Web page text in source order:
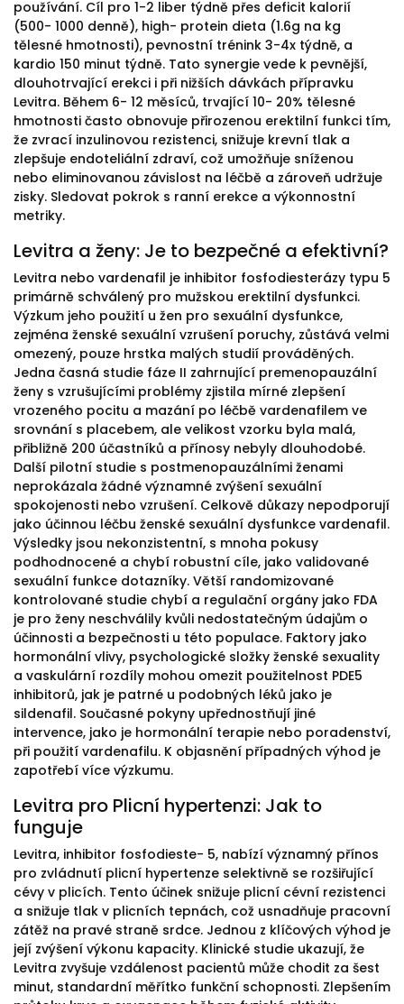
používání. Cíl pro 1-2 liber týdně přes deficit kalorií
(500- 1000 denně), high- protein dieta (1.6g na kg
tělesné hmotnosti), pevnostní trénink 3-4x týdně, a
kardio 150 minut týdně. Tato synergie vede k pevnější,
dlouhotrvající erekci i při nižších dávkách přípravku
Levitra. Během 6- 12 měsíců, trvající 10- 20% tělesné
hmotnosti často obnovuje přirozenou erektilní funkci tím,
že zvrací inzulinovou rezistenci, snižuje krevní tlak a
zlepšuje endoteliální zdraví, což umožňuje sníženou
nebo eliminovanou závislost na léčbě a zároveň udržuje
zisky. Sledovat pokrok s ranní erekce a výkonnostní
metriky.
Levitra a ženy: Je to bezpečné a efektivní?
Levitra nebo vardenafil je inhibitor fosfodiesterázy typu 5
primárně schválený pro mužskou erektilní dysfunkci.
Výzkum jeho použití u žen pro sexuální dysfunkce,
zejména ženské sexuální vzrušení poruchy, zůstává velmi
omezený, pouze hrstka malých studií prováděných.
Jedna časná studie fáze II zahrnující premenopauzální
ženy s vzrušujícími problémy zjistila mírné zlepšení
vrozeného pocitu a mazání po léčbě vardenafilem ve
srovnání s placebem, ale velikost vzorku byla malá,
přibližně 200 účastníků a přínosy nebyly dlouhodobé.
Další pilotní studie s postmenopauzálními ženami
neprokázala žádné významné zvýšení sexuální
spokojenosti nebo vzrušení. Celkově důkazy nepodporují
jako účinnou léčbu ženské sexuální dysfunkce vardenafil.
Výsledky jsou nekonzistentní, s mnoha pokusy
podhodnocené a chybí robustní cíle, jako validované
sexuální funkce dotazníky. Větší randomizované
kontrolované studie chybí a regulační orgány jako FDA
je pro ženy neschválily kvůli nedostatečným údajům o
účinnosti a bezpečnosti u této populace. Faktory jako
hormonální vlivy, psychologické složky ženské sexuality
a vaskulární rozdíly mohou omezit použitelnost PDE5
inhibitorů, jak je patrné u podobných léků jako je
sildenafil. Současné pokyny upřednostňují jiné
intervence, jako je hormonální terapie nebo poradenství,
při použití vardenafilu. K objasnění případných výhod je
zapotřebí více výzkumu.
Levitra pro Plicní hypertenzi: Jak to
funguje
Levitra, inhibitor fosfodieste- 5, nabízí významný přínos
pro zvládnutí plicní hypertenze selektivně se rozšiřující
cévy v plicích. Tento účinek snižuje plicní cévní rezistenci
a snižuje tlak v plicních tepnách, což usnadňuje pracovní
zátěž na pravé straně srdce. Jednou z klíčových výhod je
její zvýšení výkonu kapacity. Klinické studie ukazují, že
Levitra zvyšuje vzdálenost pacientů může chodit za šest
minut, standardní měřítko funkční schopnosti. Zlepšením